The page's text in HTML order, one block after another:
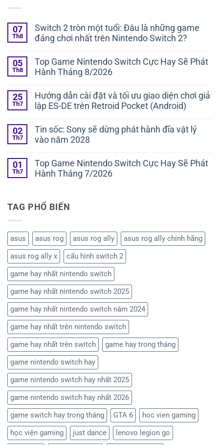
07
Th8
Switch 2 tròn một tuổi: Đâu là những game
đáng chơi nhất trên Nintendo Switch 2?
05
Th8
Top Game Nintendo Switch Cực Hay Sẽ Phát
Hành Tháng 8/2026
25
Th7
Hướng dẫn cài đặt và tối ưu giao diện chơi giả
lập ES-DE trên Retroid Pocket (Android)
02
Th7
Tin sốc: Sony sẽ dừng phát hành đĩa vật lý
vào năm 2028
01
Th7
Top Game Nintendo Switch Cực Hay Sẽ Phát
Hành Tháng 7/2026
TAG PHỔ BIẾN
asus asus rog asus rog ally
asus rog ally chính hãng
asus rog ally x
cấu hình switch 2
game hay nhất nintendo switch
game hay nhất nintendo switch 2025
game hay nhất nintendo switch năm 2024
game hay nhất trên nintendo switch
game hay nhất trên switch
game hay trong tháng
game nintendo switch hay
game nintendo switch hay nhất 2025
game nintendo switch hay nhất 2026
game switch hay trong tháng
GTA 6
hoc vien gaming
học viện gaming
just dance
lenovo legion go